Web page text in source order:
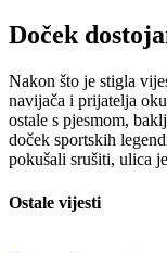
Doček
Nakon što je stigla
navijača i prijatelja
ostale s pjesmom,
doček sportskih
pokušali srušiti, ulica
Ostale vijesti